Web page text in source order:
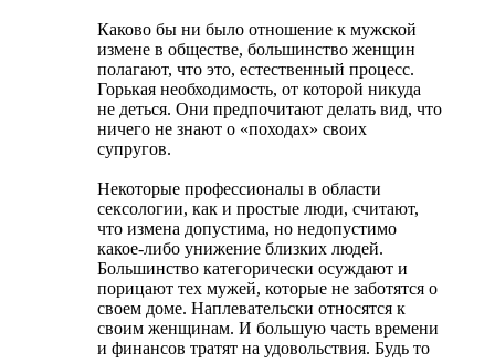
Каково бы ни было отношение к мужской
измене в обществе, большинство женщин
полагают, что это, естественный процесс.
Горькая необходимость, от которой никуда
не деться. Они предпочитают делать вид, что
ничего не знают о «походах» своих
супругов.
Некоторые профессионалы в области
сексологии, как и простые люди, считают,
что измена допустима, но недопустимо
какое-либо унижение близких людей.
Большинство категорически осуждают и
порицают тех мужей, которые не заботятся о
своем доме. Наплевательски относятся к
своим женщинам. И большую часть времени
и финансов тратят на удовольствия. Будь то